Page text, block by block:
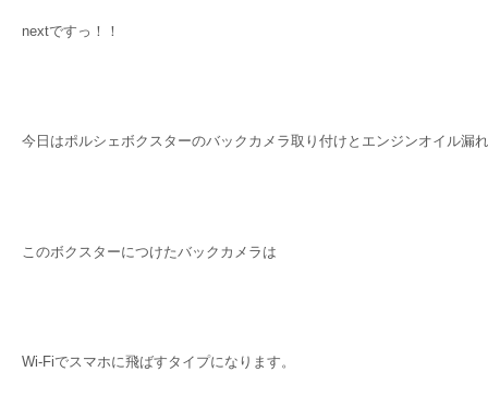
nextですっ！！
今日はポルシェボクスターのバックカメラ取り付けとエンジンオイル漏
このボクスターにつけたバックカメラは
Wi-Fiでスマホに飛ばすタイプになります。